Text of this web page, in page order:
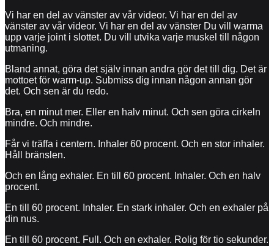
Vi har en del av vänster av vår videor. Vi har en del av
vänster av vår videor. Vi har en del av vänster Du vill warma
upp varje joint i slottet. Du vill utvika varje muskel till någon
utmaning.
Bland annat, göra det själv innan andra gör det till dig. Det är
mottoet för warm-up. Submiss dig innan någon annan gör
det. Och sen är du redo.
Bra, en minut mer. Eller en halv minut. Och sen göra cirkeln
mindre. Och mindre.
Får vi träffa i centern. Inhaler 60 procent. Och en stor inhaler.
Håll bränslen.
Och en lång exhaler. En till 60 procent. Inhaler. Och en halv
procent.
En till 60 procent. Inhaler. En stark inhaler. Och en exhaler på
din nus.
En till 60 procent. Full. Och en exhaler. Rolig för tio sekunder.